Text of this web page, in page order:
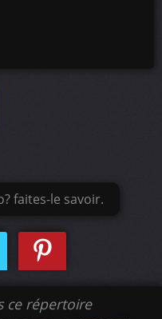
faites-le savoir.
ce répertoire